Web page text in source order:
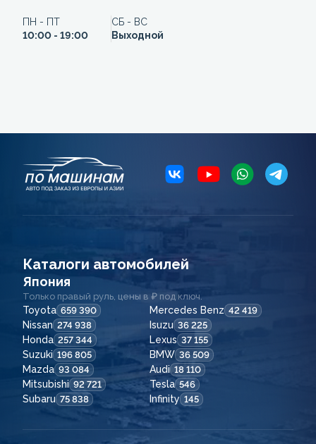
ПН - ПТ
10:00 - 19:00
СБ - ВС
Выходной
Каталоги автомобилей
Япония
Только правый руль, цены в ₽ под ключ.
Toyota 659 390 Mercedes Benz 42 419
Nissan 274 938 Isuzu 36 225
Honda 257 344 Lexus 37 155
Suzuki 196 805 BMW 36 509
Mazda 93 084 Audi 18 110
Mitsubishi 92 721 Tesla 546
Subaru 75 838 Infinity 145